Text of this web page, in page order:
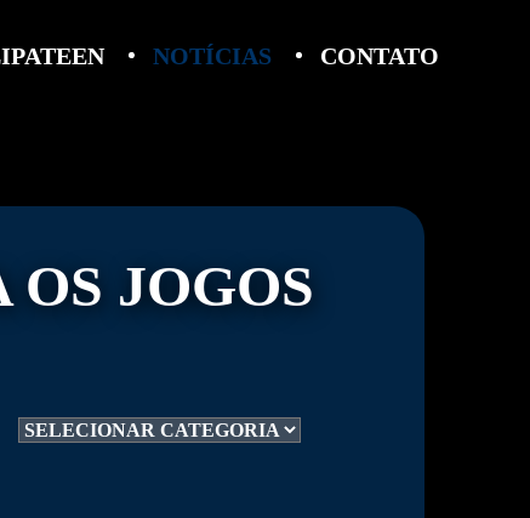
NOTÍCIAS CONTATO
JOGOS